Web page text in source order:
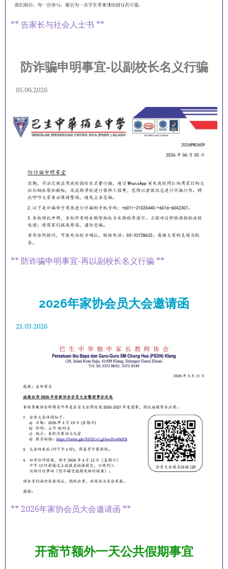
** 告家长与社会人士书 **
防诈骗申明事宜-以副校长名义行骗
05.06.2026
** 防诈骗申明事宜-再以副校长名义行骗 **
2026年家协会员大会邀请函
21.03.2026
** 2026年家协会员大会邀请函 **
开斋节额外一天公共假期事宜